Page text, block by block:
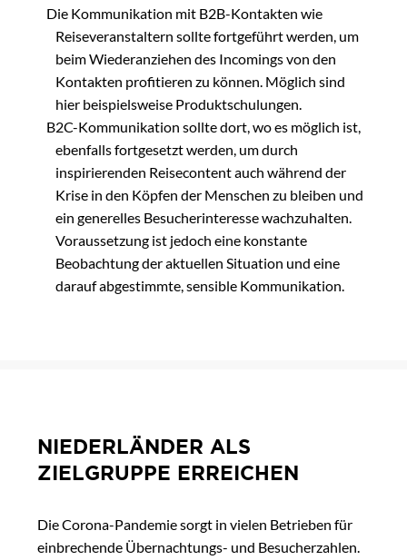
Die Kommunikation mit B2B-Kontakten wie
Reiseveranstaltern sollte fortgeführt werden, um
beim Wiederanziehen des Incomings von den
Kontakten profitieren zu können. Möglich sind
hier beispielsweise Produktschulungen.
B2C-Kommunikation sollte dort, wo es möglich ist,
ebenfalls fortgesetzt werden, um durch
inspirierenden Reisecontent auch während der
Krise in den Köpfen der Menschen zu bleiben und
ein generelles Besucherinteresse wachzuhalten.
Voraussetzung ist jedoch eine konstante
Beobachtung der aktuellen Situation und eine
darauf abgestimmte, sensible Kommunikation.
NIEDERLÄNDER ALS
ZIELGRUPPE ERREICHEN
Die Corona-Pandemie sorgt in vielen Betrieben für
einbrechende Übernachtungs- und Besucherzahlen.